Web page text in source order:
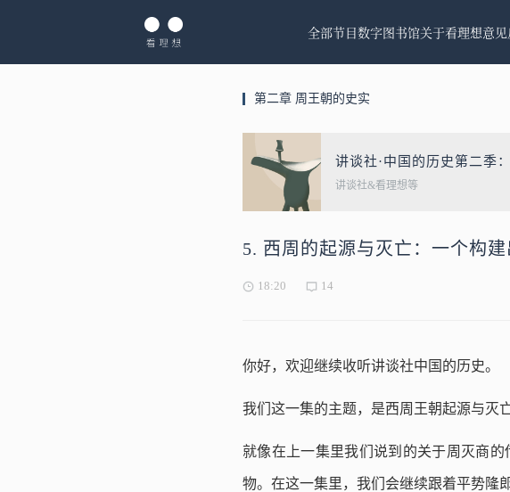
全部节目数字图书馆关于看理想意
第二章 周王朝的史实
讲谈社·中国的历史第二季
讲谈社&看理想等
5. 西周的起源与灭亡：一个构
18:20 14
你好，欢迎继续收听讲谈社中国的历史。
我们这一集的主题，是西周王朝起源与灭
就像在上一集里我们说到的关于周灭商
物。在这一集里，我们会继续跟着平势隆